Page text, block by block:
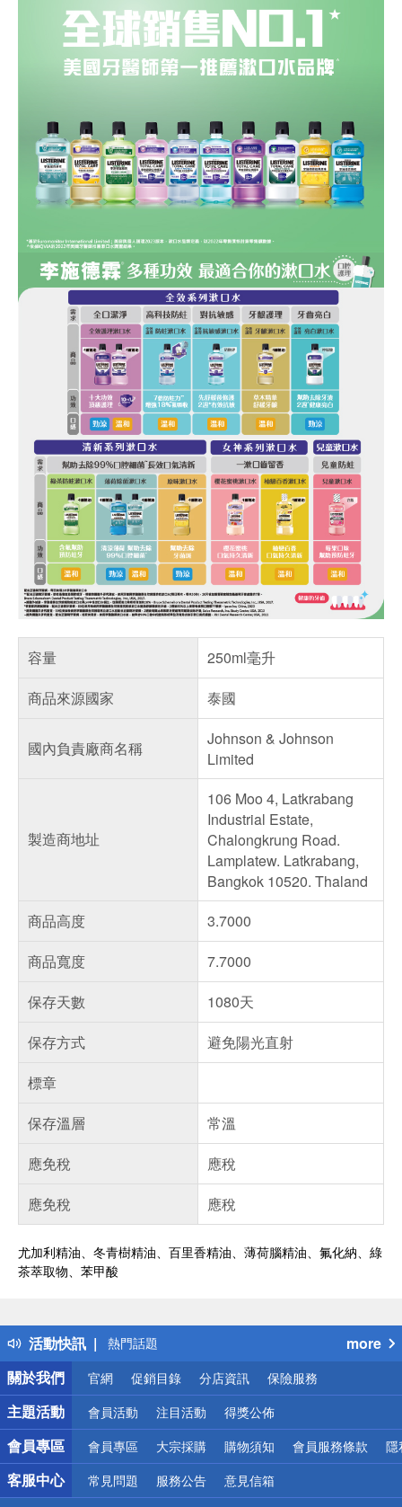
容量
250ml毫升
商品來源國家
泰國
國內負責廠商名稱
Johnson & Johnson
Limited
製造商地址
106 Moo 4, Latkrabang
Industrial Estate,
Chalongkrung Road.
Lamplatew. Latkrabang,
Bangkok 10520. Thaland
商品高度
3.7000
商品寬度
7.7000
保存天數
1080天
保存方式
避免陽光直射
標章
保存溫層
常溫
應免稅
應稅
應免稅
應稅
尤加利精油、冬青樹精油、百里香精油、薄荷腦精油、氟化納、綠
茶萃取物、苯甲酸
活動快訊
得獎公告
熱門話題
銀行優惠
偏遠地區配送
詐騙網頁！請小心！
more
關於我們
官網 促銷目錄 分店資訊 保險服務
主題活動 會員活動 注目活動 得獎公佈
會員專區 會員專區 大宗採購 購物須知 會員服務條款 隱
客服中心 常見問題 服務公告 意見信箱